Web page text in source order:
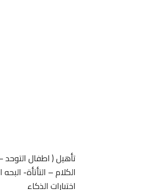
تأهيل ( اطفال
الكلام – التأتأة-
اختبارات الذكاء